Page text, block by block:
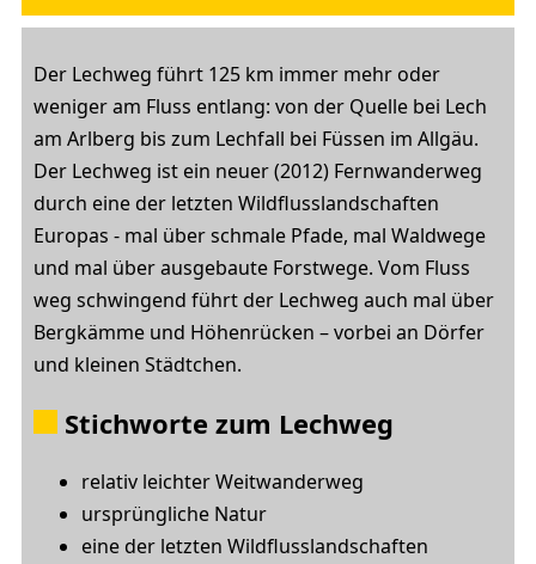
Der Lechweg führt 125 km immer mehr oder
weniger am Fluss entlang: von der Quelle bei Lech
am Arlberg bis zum Lechfall bei Füssen im Allgäu.
Der Lechweg ist ein neuer (2012) Fernwanderweg
durch eine der letzten Wildflusslandschaften
Europas - mal über schmale Pfade, mal Waldwege
und mal über ausgebaute Forstwege. Vom Fluss
weg schwingend führt der Lechweg auch mal über
Bergkämme und Höhenrücken – vorbei an Dörfer
und kleinen Städtchen.
Stichworte zum Lechweg
relativ leichter Weitwanderweg
ursprüngliche Natur
eine der letzten Wildflusslandschaften